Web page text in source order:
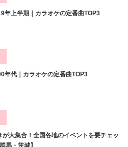
年上半期｜カラオケの定番曲TOP3
年代｜カラオケの定番曲TOP3
が大集合！全国各地のイベントを要チェッ
馬・茨城】